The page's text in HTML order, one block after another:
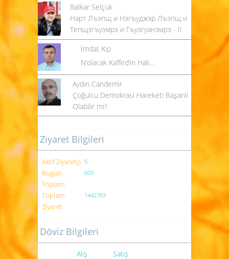
Balkar Selçuk
Нарт Лъэпщ и Нэгъуджэр Лъэпщ и
Тепщэгъуэмрэ и Гъуэгуанэмрэ - II
İmdat Kip
N’olacak Kaffed’in Hali…
Aydın Candemir
Çoğulcu Demokrasi Hareketi Başarılı
Olabilir mi?
Ziyaret Bilgileri
Aktif Ziyaretçi 5
Bugün
Toplam
603
Toplam
Ziyaret
1442763
Döviz Bilgileri
Alış
Satış